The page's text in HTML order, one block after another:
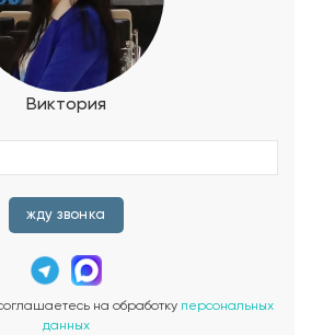
Виктория
жду звонка
на обработку персональных
данных